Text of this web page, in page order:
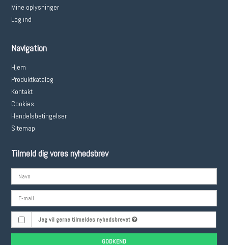
Mine oplysninger
Log ind
Navigation
Hjem
Produktkatalog
Kontakt
Cookies
Handelsbetingelser
Sitemap
Tilmeld dig vores nyhedsbrev
Jeg vil gerne tilmeldes nyhedsbrevet
GODKEND